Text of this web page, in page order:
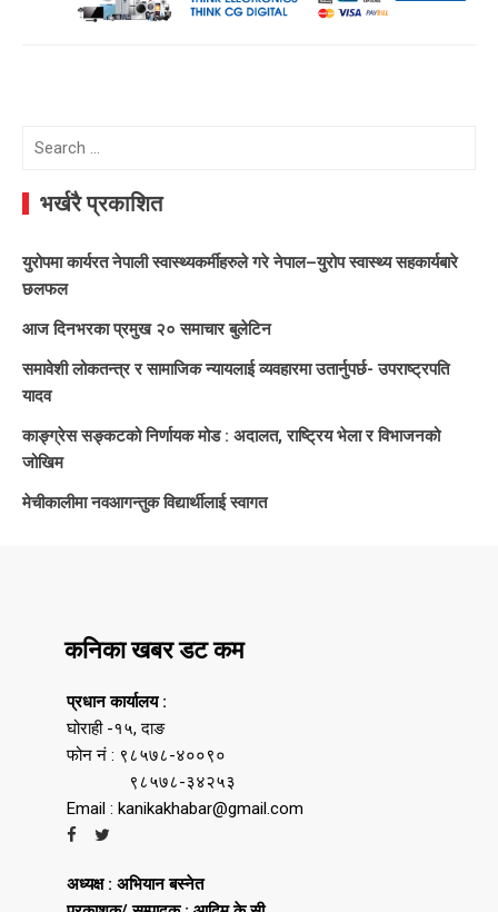
Search
भर्खरै प्रकाशित
युरोपमा कार्यरत नेपाली स्वास्थ्यकर्मीहरुले गरे नेपाल–युरोप स्वास्थ्य सहकार्यबारे
छलफल
आज दिनभरका प्रमुख २० समाचार बुलेटिन
समावेशी लोकतन्त्र र सामाजिक न्यायलाई व्यवहारमा उतार्नुपर्छ- उपराष्ट्रपति
यादव
काङ्ग्रेस सङ्कटको निर्णायक मोड : अदालत, राष्ट्रिय भेला र विभाजनको
जोखिम
मेचीकालीमा नवआगन्तुक विद्यार्थीलाई स्वागत
कनिका खबर डट कम
प्रधान कार्यालय :
घोराही -१५, दाङ
फोन नं : ९८५७८-४००९०
९८५७८-३४२५३
Email : kanikakhabar@gmail.com
अध्यक्ष : अभियान बस्नेत